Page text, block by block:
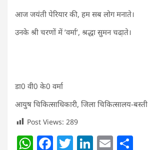
आज जयंती पेरियार की, हम सब लोग मनाते।
उनके श्री चरणों में ’वर्मा’, श्रद्धा सुमन चढा़ते।
डा0 वी0 के0 वर्मा
आयुष चिकित्साधिकारी, जिला चिकित्सालय-बस्ती
Post Views: 289
W F T Li E